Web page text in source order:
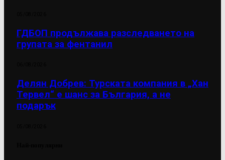
ГДБОП продължава разследването на
групата за фентанил
Делян Добрев: Турската компания в „Хан
Тервел“ е шанс за България, а не
подарък